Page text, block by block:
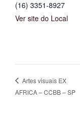
(16) 3351-8927
Ver site do Local
Artes visuais EX
AFRICA – CCBB – SP